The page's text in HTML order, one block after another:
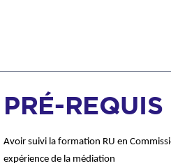
PRÉ-REQUIS
Avoir suivi la formation RU en
expérience de la médiation